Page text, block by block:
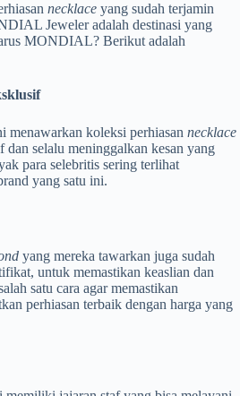
necklace yang sudah terjamin
Jeweler adalah destinasi yang
MONDIAL? Berikut adalah
menawarkan koleksi perhiasan necklace
dan selalu meninggalkan kesan yang
para selebritis sering terlihat
yang satu ini.
yang mereka tawarkan juga sudah
untuk memastikan keaslian dan
satu cara agar memastikan
perhiasan terbaik dengan harga yang